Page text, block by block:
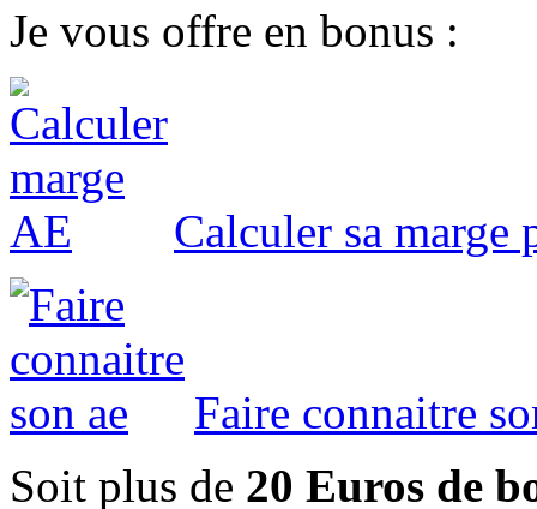
Je vous offre en bonus :
Calculer sa marge
Faire connaitre
Soit plus de 20 Euros de